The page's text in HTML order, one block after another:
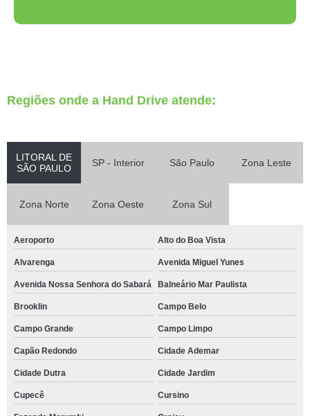
Regiões onde a Hand Drive atende:
LITORAL DE
SÃO PAULO
SP - Interior São Paulo Zona Leste
Zona Norte Zona Oeste Zona Sul
Aeroporto Alto do Boa Vista
Alvarenga Avenida Miguel Yunes
Avenida Nossa Senhora do Sabará Balneário Mar Paulista
Brooklin Campo Belo
Campo Grande Campo Limpo
Capão Redondo Cidade Ademar
Cidade Dutra Cidade Jardim
Cupecê Cursino